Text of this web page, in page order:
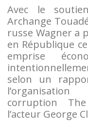
Avec le
Archange
russe Wagner a
en République
emprise
selon un
corruption
l’acteur George